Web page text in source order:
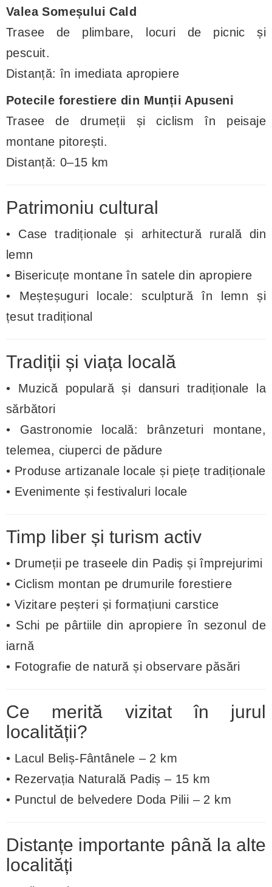
Valea Someșului Cald
Trasee de plimbare, locuri de picnic și
pescuit.
Distanță: în imediata apropiere
Potecile forestiere din Munții Apuseni
Trasee de drumeții și ciclism în peisaje
montane pitorești.
Distanță: 0–15 km
Patrimoniu cultural
• Case tradiționale și arhitectură rurală din
lemn
• Bisericuțe montane în satele din apropiere
• Meșteșuguri locale: sculptură în lemn și
țesut tradițional
Tradiții și viața locală
• Muzică populară și dansuri tradiționale la
sărbători
• Gastronomie locală: brânzeturi montane,
telemea, ciuperci de pădure
• Produse artizanale locale și piețe tradiționale
• Evenimente și festivaluri locale
Timp liber și turism activ
• Drumeții pe traseele din Padiș și împrejurimi
• Ciclism montan pe drumurile forestiere
• Vizitare peșteri și formațiuni carstice
• Schi pe pârtiile din apropiere în sezonul de
iarnă
• Fotografie de natură și observare păsări
Ce merită vizitat în jurul
localității?
• Lacul Beliș-Fântânele – 2 km
• Rezervația Naturală Padiș – 15 km
• Punctul de belvedere Doda Pilii – 2 km
Distanțe importante până la alte
localități